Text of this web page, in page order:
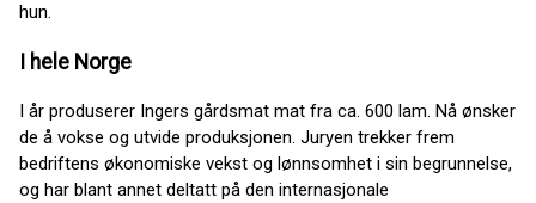
hun.
I hele Norge
I år produserer Ingers gårdsmat mat fra ca. 600 lam. Nå ønsker
de å vokse og utvide produksjonen. Juryen trekker frem
bedriftens økonomiske vekst og lønnsomhet i sin begrunnelse,
og har blant annet deltatt på den internasjonale